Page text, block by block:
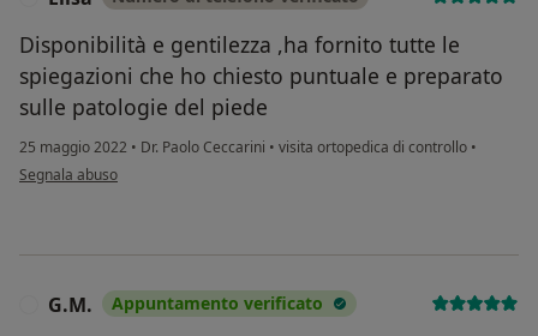
Disponibilità e gentilezza ,ha fornito tutte le
spiegazioni che ho chiesto puntuale e preparato
sulle patologie del piede
25 maggio 2022 • Dr. Paolo Ceccarini • visita ortopedica di controllo •
secondo l'opinione dell'utente Elisa
Segnala abuso
G.M. Appuntamento verificato